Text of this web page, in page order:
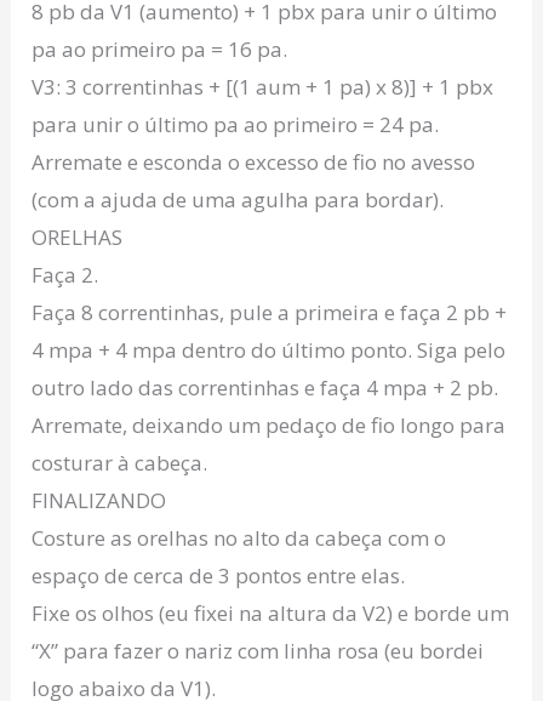
8 pb da V1 (aumento) + 1 pbx para unir o último
pa ao primeiro pa = 16 pa.
V3: 3 correntinhas + [(1 aum + 1 pa) x 8)] + 1 pbx
para unir o último pa ao primeiro = 24 pa.
Arremate e esconda o excesso de fio no avesso
(com a ajuda de uma agulha para bordar).
ORELHAS
Faça 2.
Faça 8 correntinhas, pule a primeira e faça 2 pb +
4 mpa + 4 mpa dentro do último ponto. Siga pelo
outro lado das correntinhas e faça 4 mpa + 2 pb.
Arremate, deixando um pedaço de fio longo para
costurar à cabeça.
FINALIZANDO
Costure as orelhas no alto da cabeça com o
espaço de cerca de 3 pontos entre elas.
Fixe os olhos (eu fixei na altura da V2) e borde um
“X” para fazer o nariz com linha rosa (eu bordei
logo abaixo da V1).